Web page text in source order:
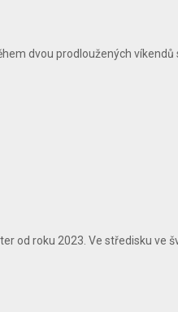
dvou prodloužených víkendů
od roku 2023. Ve středisku ve